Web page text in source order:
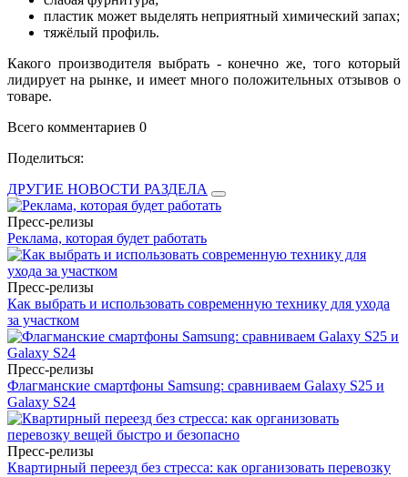
пластик может выделять неприятный химический запах;
тяжёлый профиль.
Какого производителя выбрать - конечно же, того который
лидирует на рынке, и имеет много положительных отзывов о
товаре.
Всего комментариев 0
Поделиться:
ДРУГИЕ НОВОСТИ РАЗДЕЛА
Пресс-релизы
Реклама, которая будет работать
Пресс-релизы
Как выбрать и использовать современную технику для ухода
за участком
Пресс-релизы
Флагманские смартфоны Samsung: сравниваем Galaxy S25 и
Galaxy S24
Пресс-релизы
Квартирный переезд без стресса: как организовать перевозку